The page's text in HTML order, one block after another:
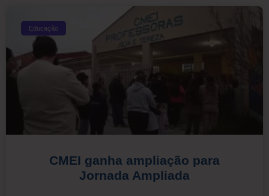
Educação
CMEI ganha ampliação para
Jornada Ampliada